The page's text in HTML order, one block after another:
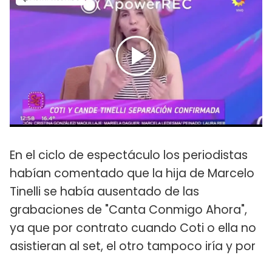
En el ciclo de espectáculo los periodistas
habían comentado que la hija de Marcelo
Tinelli se había ausentado de las
grabaciones de "Canta Conmigo Ahora",
ya que por contrato cuando Coti o ella no
asistieran al set, el otro tampoco iría y por